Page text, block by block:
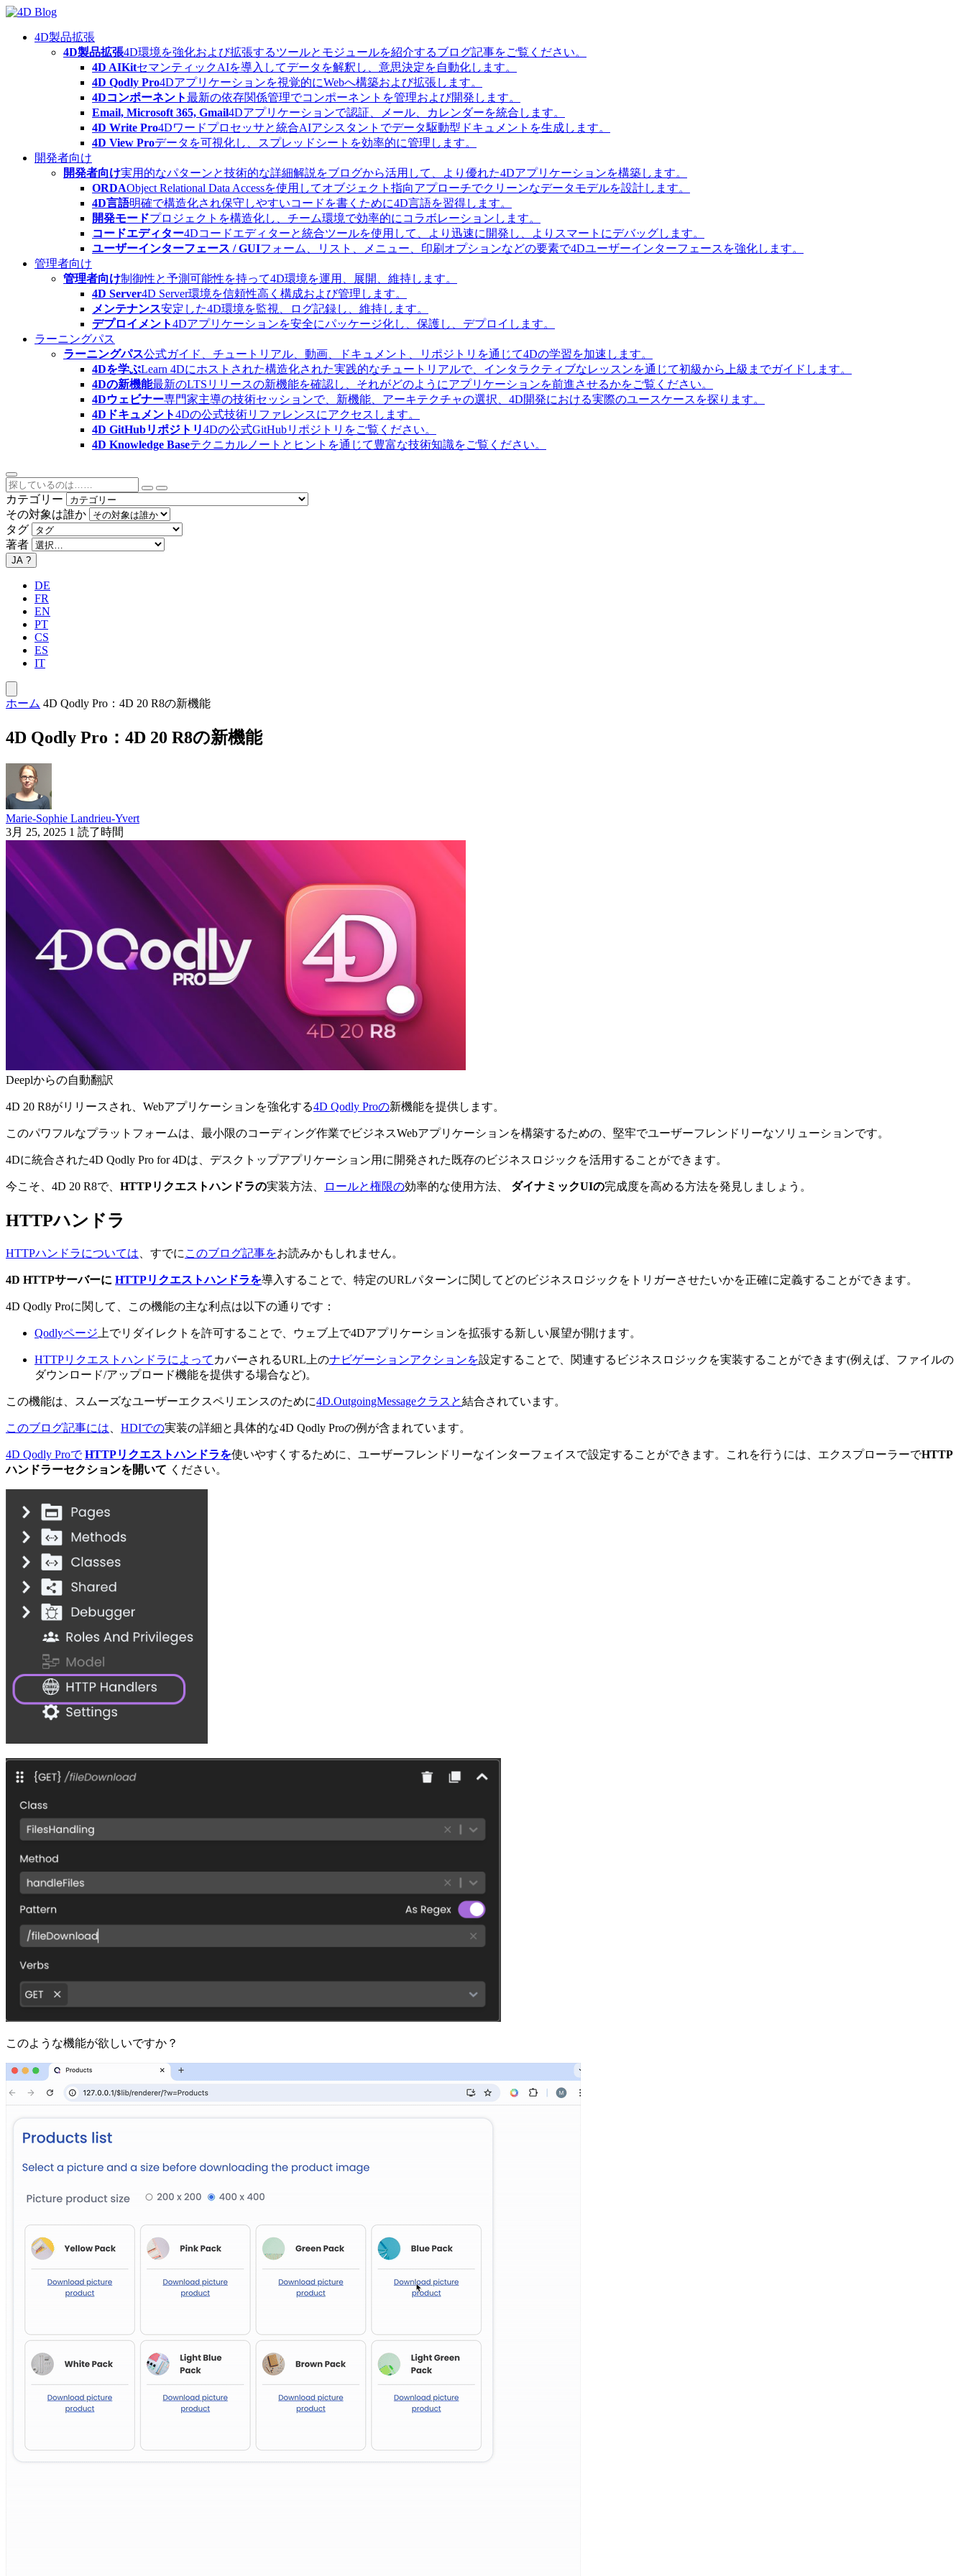
Skip
content4D製品拡張
4D製品拡張4D環境を強化および拡張するツールとモジュールを紹介するブログ記事をご覧ください。
4D AIKitセマンティックAIを導入してデータを解釈し、意思決定を自動化します。
4D Qodly Pro4Dアプリケーションを視覚的にWebへ構築および拡張します。
4Dコンポーネント最新の依存関係管理でコンポーネントを管理および開発します。
Email, Microsoft 365, Gmail4Dアプリケーションで認証、メール、カレンダーを統合します。
4D Write Pro4Dワードプロセッサと統合AIアシスタントでデータ駆動型ドキュメントを生成します。
4D View Proデータを可視化し、スプレッドシートを効率的に管理します。
開発者向け
開発者向け実用的なパターンと技術的な詳細解説をブログから活用して、より優れた4Dアプリケーションを構築します。
ORDAObject Relational Data Accessを使用してオブジェクト指向アプローチでクリーンなデータモデルを設計します。
4D言語明確で構造化され保守しやすいコードを書くために4D言語を習得します。
開発モードプロジェクトを構造化し、チーム環境で効率的にコラボレーションします。
コードエディター4Dコードエディターと統合ツールを使用して、より迅速に開発し、よりスマートにデバッグします。
ユーザーインターフェース / GUIフォーム、リスト、メニュー、印刷オプションなどの要素で4Dユーザーインターフェースを強化します。
管理者向け
管理者向け制御性と予測可能性を持って4D環境を運用、展開、維持します。
4D Server4D Server環境を信頼性高く構成および管理します。
メンテナンス安定した4D環境を監視、ログ記録し、維持します。
デプロイメント4Dアプリケーションを安全にパッケージ化し、保護し、デプロイします。
ラーニングパス
ラーニングパス公式ガイド、チュートリアル、動画、ドキュメント、リポジトリを通じて4Dの学習を加速します。
4Dを学ぶLearn 4Dにホストされた構造化された実践的なチュートリアルで、インタラクティブなレッスンを通じて初級から上級までガイドします。
4Dの新機能最新のLTSリリースの新機能を確認し、それがどのようにアプリケーションを前進させるかをご覧ください。
4Dウェビナー専門家主導の技術セッションで、新機能、アーキテクチャの選択、4D開発における実際のユースケースを探ります。
4Dドキュメント4Dの公式技術リファレンスにアクセスします。
4D GitHubリポジトリ4Dの公式GitHubリポジトリをご覧ください。
4D Knowledge Baseテクニカルノートとヒントを通じて豊富な技術知識をご覧ください。
カテゴリー
その対象は誰か
タグ
著者
JA ?
DE
FR
EN
PT
CS
ES
IT
ホーム 4D Qodly Pro：4D 20 R8の新機能
4D Qodly Pro：4D 20 R8の新機能
Marie-Sophie Landrieu-Yvert
3月 25, 2025 1 読了時間
Deeplからの自動翻訳
4D 20 R8がリリースされ、Webアプリケーションを強化する4D Qodly Proの新機能を提供します。
このパワフルなプラットフォームは、最小限のコーディング作業でビジネスWebアプリケーションを構築するための、堅牢でユーザーフレンドリーなソリューションです。
4Dに統合された4D Qodly Pro for 4Dは、デスクトップアプリケーション用に開発された既存のビジネスロジックを活用することができます。
今こそ 、4D 20 R8で、 HTTPリクエストハンドラの実装方法、 ロールと権限の効率的な使用方法、 ダイナミックUIの完成度を高める方法を発見 しましょう。
HTTPハンドラ
HTTPハンドラについては 、すでに このブログ記事をお読みかもしれません。
4D HTTPサーバーに HTTPリクエストハンドラを導入することで、特定のURLパターンに関してどのビジネスロジックをトリガーさせたいかを正確に定義することができます。
4D Qodly Proに関して、この機能の主な利点は以下の通りです：
Qodlyページ 上でリダイレクトを許可することで、ウェブ上で4Dアプリケーションを拡張する新しい展望が開けます。
HTTPリクエストハンドラによって カバーされるURL上のナビゲーションアクションを設定することで、関連するビジネスロジックを実装することができます(例えば、ファイルの
ダウンロード/アップロード機能を提供する場合など)。
この機能は、スムーズなユーザーエクスペリエンスのために4D.OutgoingMessageクラスと結合されています。
このブログ記事には HDIでの実装の詳細と具体的な4D Qodly Proの例が含まれています。
4D Qodly Proで HTTPリクエストハンドラを使いやすくするために、ユーザーフレンドリーなインターフェイスで設定することができます。 これを行うには、エクスプローラーでHTTP
ハンドラーセクションを開いて ください。
このような機能が欲しいですか？